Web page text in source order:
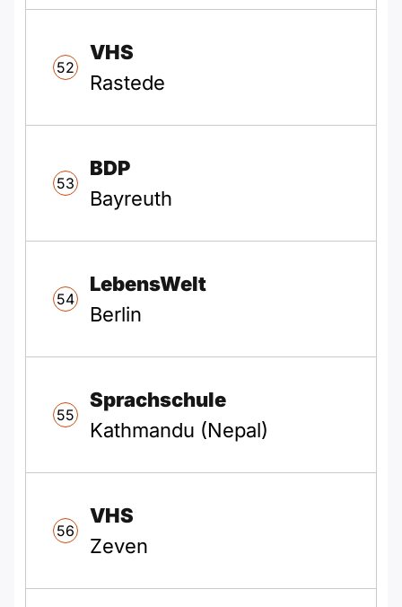
52
VHS
Rastede
53
BDP
Bayreuth
54
LebensWelt
Berlin
55
Sprachschule
Kathmandu (Nepal)
56
VHS
Zeven